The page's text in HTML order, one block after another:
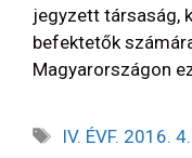
jegyzett társaság,
befektetők
Magyarországon
IV. ÉVF. 2016.